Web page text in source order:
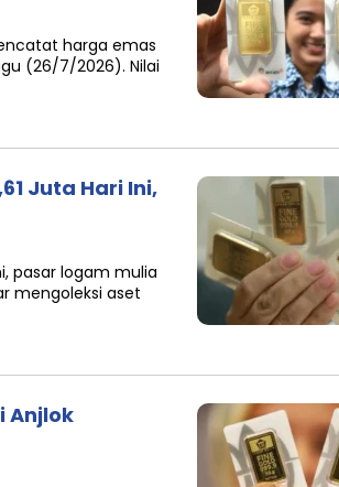
harga emas
(26/7/2026). Nilai
Juta Hari Ini,
pasar logam mulia
mengoleksi aset
Anjlok